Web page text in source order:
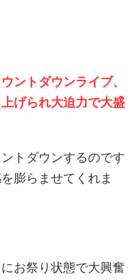
ントダウンライブ、
げられ大迫力で大盛
トダウンするのです
膨らませてくれま
お祭り状態で大興奮